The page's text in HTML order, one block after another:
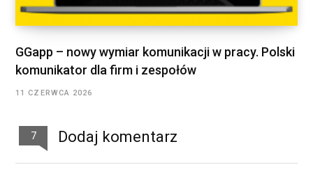
GGapp – nowy wymiar komunikacji w pracy. Polski
komunikator dla firm i zespołów
11 CZERWCA 2026
7 Dodaj komentarz